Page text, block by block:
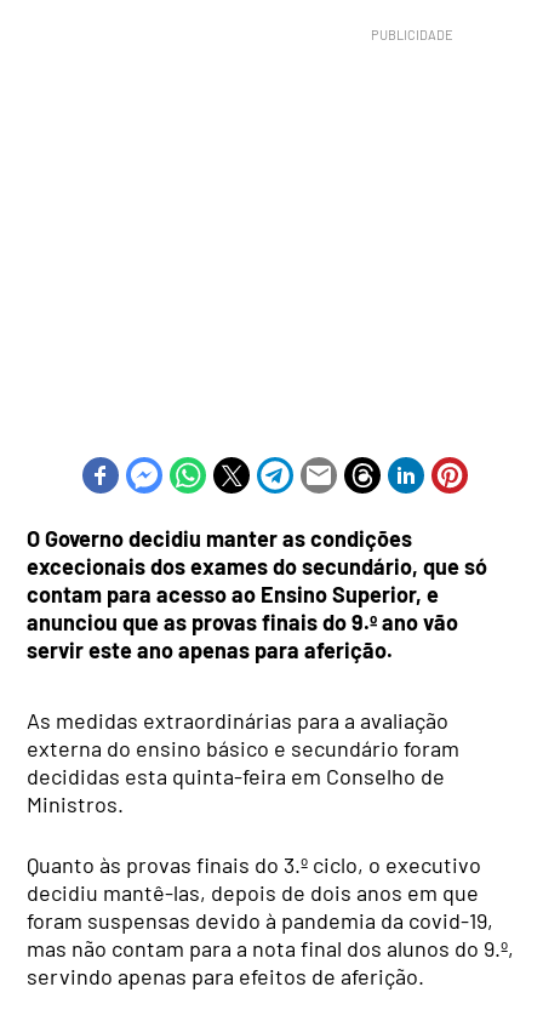
O Governo decidiu manter as condições
excecionais dos exames do secundário, que só
contam para acesso ao Ensino Superior, e
anunciou que as provas finais do 9.º ano vão
servir este ano apenas para aferição.
As medidas extraordinárias para a avaliação
externa do ensino básico e secundário foram
decididas esta quinta-feira em Conselho de
Ministros.
Quanto às provas finais do 3.º ciclo, o executivo
decidiu mantê-las, depois de dois anos em que
foram suspensas devido à pandemia da covid-19,
mas não contam para a nota final dos alunos do 9.º,
servindo apenas para efeitos de aferição.